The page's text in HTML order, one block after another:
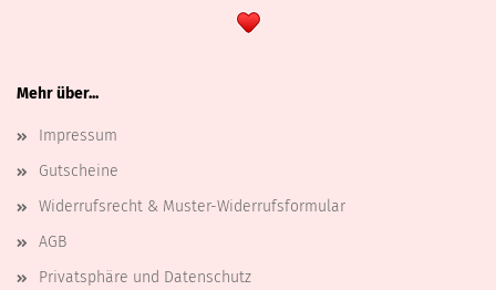
Mehr über...
Impressum
Gutscheine
Widerrufsrecht & Muster-Widerrufsformular
AGB
Privatsphäre und Datenschutz